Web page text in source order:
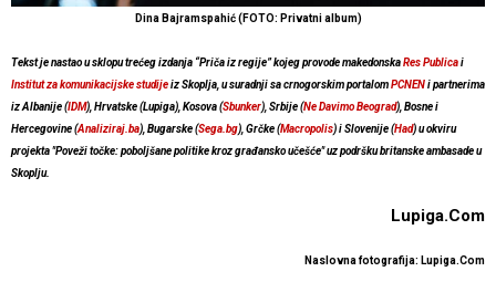
Dina Bajramspahić (FOTO: Privatni album)
Tekst je nastao u sklopu trećeg izdanja “Priča iz regije” kojeg provode makedonskaRes Publicai
Institut za komunikacijske studijeiz Skoplja, u suradnji sa crnogorskim portalomPCNENi partnerima
iz Albanije (IDM), Hrvatske (Lupiga), Kosova (Sbunker), Srbije (Ne Davimo Beograd), Bosne i
Hercegovine (Analiziraj.ba), Bugarske (Sega.bg), Grčke (Macropolis) i Slovenije (Had) u okviru
projekta "Poveži točke: poboljšane politike kroz građansko učešće" uz podršku britanske ambasade u
Skoplju.
Lupiga.Com
Naslovna fotografija: Lupiga.Com